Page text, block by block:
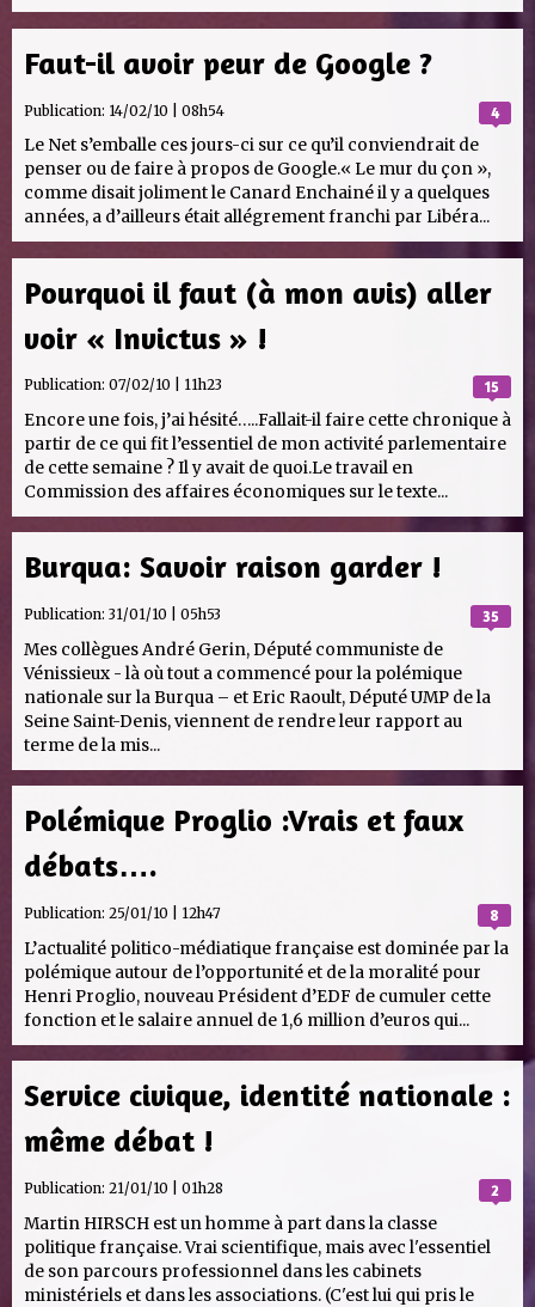
Faut-il avoir peur de Google ?
4
Publication: 14/02/10 | 08h54
Le Net s’emballe ces jours-ci sur ce qu’il conviendrait de
penser ou de faire à propos de Google.« Le mur du çon »,
comme disait joliment le Canard Enchainé il y a quelques
années, a d’ailleurs était allégrement franchi par Libéra...
Pourquoi il faut (à mon avis) aller
voir « Invictus » !
15
Publication: 07/02/10 | 11h23
Encore une fois, j’ai hésité…..Fallait-il faire cette chronique à
partir de ce qui fit l’essentiel de mon activité parlementaire
de cette semaine ? Il y avait de quoi.Le travail en
Commission des affaires économiques sur le texte...
Burqua: Savoir raison garder !
35
Publication: 31/01/10 | 05h53
Mes collègues André Gerin, Député communiste de
Vénissieux - là où tout a commencé pour la polémique
nationale sur la Burqua – et Eric Raoult, Député UMP de la
Seine Saint-Denis, viennent de rendre leur rapport au
terme de la mis...
Polémique Proglio :Vrais et faux
débats….
8
Publication: 25/01/10 | 12h47
L’actualité politico-médiatique française est dominée par la
polémique autour de l’opportunité et de la moralité pour
Henri Proglio, nouveau Président d’EDF de cumuler cette
fonction et le salaire annuel de 1,6 million d’euros qui...
Service civique, identité nationale :
même débat !
2
Publication: 21/01/10 | 01h28
Martin HIRSCH est un homme à part dans la classe
politique française. Vrai scientifique, mais avec l'essentiel
de son parcours professionnel dans les cabinets
ministériels et dans les associations. (C'est lui qui pris le